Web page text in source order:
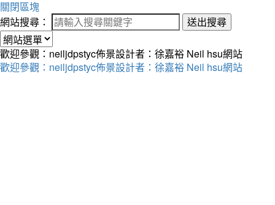
關閉區塊
網站搜尋：
送出搜尋
歡迎參觀：neiljdpstyc佈景設計者：徐嘉裕 Neil hsu網站
歡迎參觀：neiljdpstyc佈景設計者：徐嘉裕 Neil hsu網站